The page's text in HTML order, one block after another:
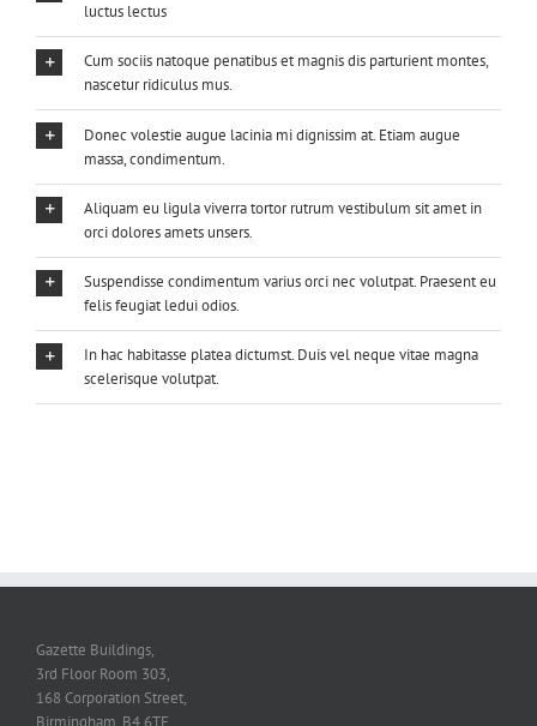
luctus lectus
Cum sociis natoque penatibus et magnis dis parturient montes,
nascetur ridiculus mus.
Donec volestie augue lacinia mi dignissim at. Etiam augue
massa, condimentum.
Aliquam eu ligula viverra tortor rutrum vestibulum sit amet in
orci dolores amets unsers.
Suspendisse condimentum varius orci nec volutpat. Praesent eu
felis feugiat ledui odios.
In hac habitasse platea dictumst. Duis vel neque vitae magna
scelerisque volutpat.
Gazette Buildings,
3rd Floor Room 303,
168 Corporation Street,